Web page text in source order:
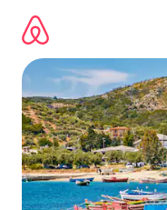
direct
naar
inhoud